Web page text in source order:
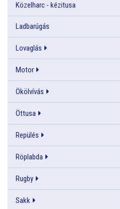
Közelharc - kézitusa
Ladbarúgás
Lovaglás
Motor
Ökölvívás
Öttusa
Repülés
Röplabda
Rugby
Sakk